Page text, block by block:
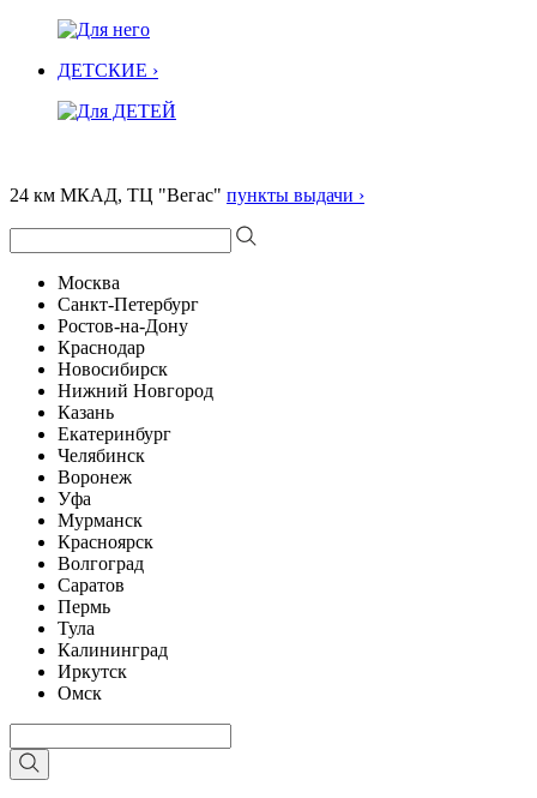
ДЕТСКИЕ ›
24 км МКАД, ТЦ "Вегас" пункты выдачи ›
Москва
Санкт-Петербург
Ростов-на-Дону
Краснодар
Новосибирск
Нижний Новгород
Казань
Екатеринбург
Челябинск
Воронеж
Уфа
Мурманск
Красноярск
Волгоград
Саратов
Пермь
Тула
Калининград
Иркутск
Омск